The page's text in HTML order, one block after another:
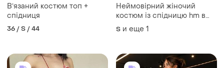
Вʼязаний костюм топ +
спідниця
36 / S / 44
Неймовірний жіночий
костюм із спідницю hm в
стилі олд мані бежевий
трикотажний костюм кофта
many вишуканий стильний
костюм
S и еще 1